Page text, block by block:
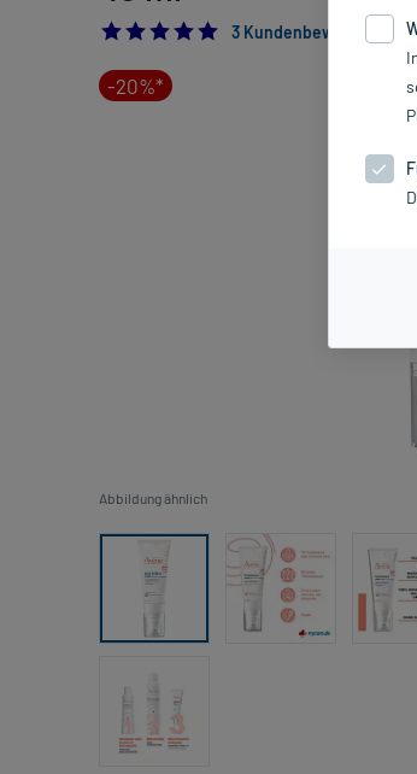
5.0
3 Kundenbewertungen*
-20%*
Abbildung ähnlich